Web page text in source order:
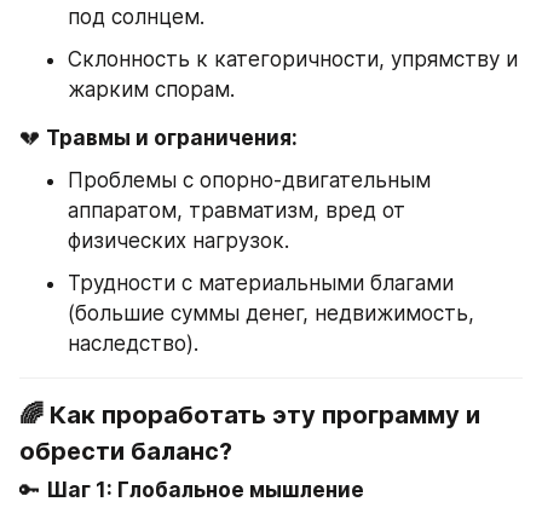
под солнцем.
Склонность к категоричности, упрямству и
жарким спорам.
💔 Травмы и ограничения:
Проблемы с опорно-двигательным
аппаратом, травматизм, вред от
физических нагрузок.
Трудности с материальными благами
(большие суммы денег, недвижимость,
наследство).
🌈 Как проработать эту программу и
обрести баланс?
🔑 Шаг 1: Глобальное мышление